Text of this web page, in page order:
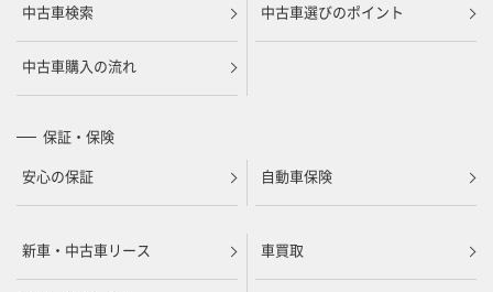
中古車検索
中古車選びのポイント
中古車購入の流れ
保証・保険
安心の保証
自動車保険
新車・中古車リース 車買取